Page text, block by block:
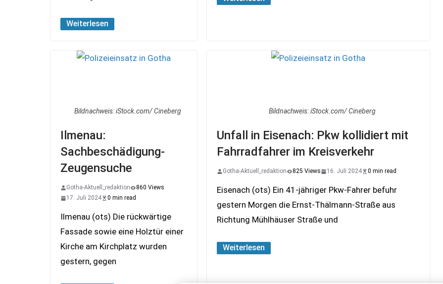
Weiterlesen
Bildnachweis: iStock.com/ Cineberg
Ilmenau:
Sachbeschädigung-
Zeugensuche
Gotha-Aktuell_redaktion
860 Views
17. Juli 2024
0 min read
Ilmenau (ots) Die rückwärtige
Fassade sowie eine Holztür einer
Kirche am Kirchplatz wurden
gestern, gegen
Bildnachweis: iStock.com/ Cineberg
Unfall in Eisenach: Pkw kollidiert mit
Fahrradfahrer im Kreisverkehr
Gotha-Aktuell_redaktion 825 Views 16. Juli 2024 0 min read
Eisenach (ots) Ein 41-jähriger Pkw-Fahrer befuhr
gestern Morgen die Ernst-Thälmann-Straße aus
Richtung Mühlhäuser Straße und
Weiterlesen